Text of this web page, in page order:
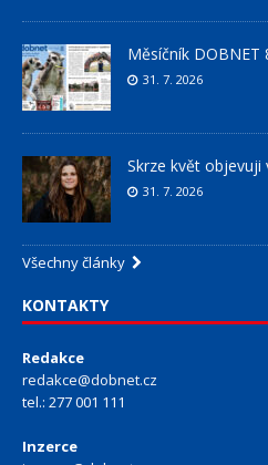
Měsíčník DOBNET
31. 7. 2026
Skrze květ objevuji
31. 7. 2026
Všechny články
KONTAKTY
Redakce
redakce@dobnet.cz
tel.: 277 001 111
Inzerce